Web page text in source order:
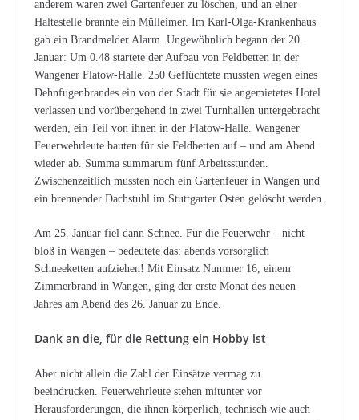
anderem waren zwei Gartenfeuer zu löschen, und an einer
Haltestelle brannte ein Mülleimer. Im Karl-Olga-Krankenhaus
gab ein Brandmelder Alarm. Ungewöhnlich begann der 20.
Januar: Um 0.48 startete der Aufbau von Feldbetten in der
Wangener Flatow-Halle. 250 Geflüchtete mussten wegen eines
Dehnfugenbrandes ein von der Stadt für sie angemietetes Hotel
verlassen und vorübergehend in zwei Turnhallen untergebracht
werden, ein Teil von ihnen in der Flatow-Halle. Wangener
Feuerwehrleute bauten für sie Feldbetten auf – und am Abend
wieder ab. Summa summarum fünf Arbeitsstunden.
Zwischenzeitlich mussten noch ein Gartenfeuer in Wangen und
ein brennender Dachstuhl im Stuttgarter Osten gelöscht werden.
Am 25. Januar fiel dann Schnee. Für die Feuerwehr – nicht
bloß in Wangen – bedeutete das: abends vorsorglich
Schneeketten aufziehen! Mit Einsatz Nummer 16, einem
Zimmerbrand in Wangen, ging der erste Monat des neuen
Jahres am Abend des 26. Januar zu Ende.
Dank an die, für die Rettung ein Hobby ist
Aber nicht allein die Zahl der Einsätze vermag zu
beeindrucken. Feuerwehrleute stehen mitunter vor
Herausforderungen, die ihnen körperlich, technisch wie auch